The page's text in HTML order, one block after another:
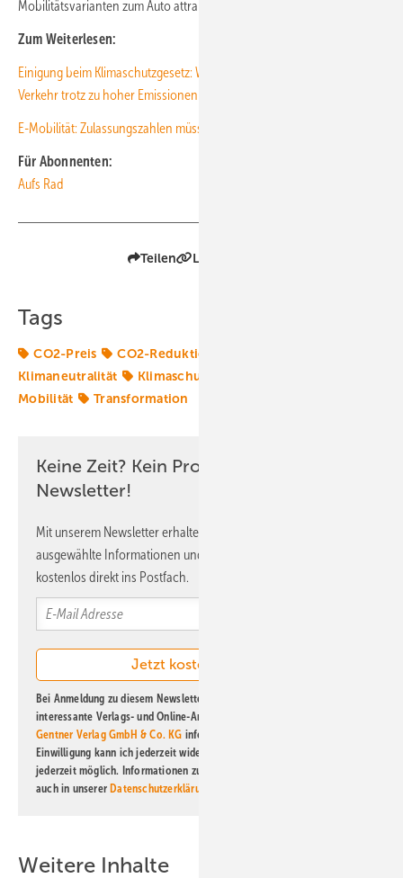
Mobilitätsvarianten zum Auto attraktiver zu machen.
Zum Weiterlesen:
Einigung beim Klimaschutzgesetz: Wohl kein Sofortprogramm im
Verkehr trotz zu hoher Emissionen
E-Mobilität: Zulassungszahlen müssen sich versechsfachen
Für Abonnenten:
Aufs Rad
Teilen Link kopieren
Tags
CO2-Preis CO2-Reduktionsziele
Klimaneutralität
Klimaschutzziele
Mobilität
Transformation
Keine Zeit? Kein Problem mit dem ERE
Newsletter!
Mit unserem Newsletter erhalten Sie regelmäßig von uns
ausgewählte Informationen und Neuigkeiten, gebündelt und
kostenlos direkt ins Postfach.
Bei Anmeldung zu diesem Newsletter bin ich damit einverstanden, über
interessante Verlags- und Online-Angebote
Gentner Verlag GmbH & Co. KG informiert zu werden. Diese
Einwilligung kann ich jederzeit widerrufen und eine Abmeldung ist
jederzeit möglich. Informationen zum Umgang mit Daten finden Sie
auch in unsererDatenschutzerklärung
Weitere Inhalte